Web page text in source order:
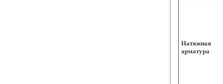
Натяжная
арматура